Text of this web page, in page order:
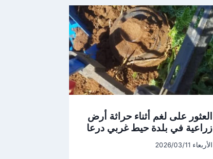
العثور على لغم أثناء حراثة أرض
زراعية في بلدة حيط غربي درعا
الأربعاء 2026/03/11